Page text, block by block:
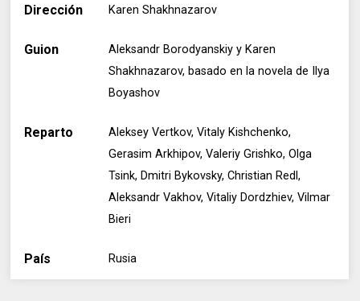
Dirección Karen Shakhnazarov
Guion
Aleksandr Borodyanskiy y Karen
Shakhnazarov, basado en la novela de Ilya
Boyashov
Reparto
Aleksey Vertkov, Vitaly Kishchenko,
Gerasim Arkhipov, Valeriy Grishko, Olga
Tsink, Dmitri Bykovsky, Christian Redl,
Aleksandr Vakhov, Vitaliy Dordzhiev, Vilmar
Bieri
País Rusia